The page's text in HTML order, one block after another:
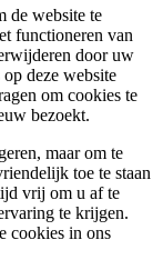
de website te
functioneren van
door uw
deze website
om cookies te
bezoekt.
maar om te
toe te staan
vrij om u af te
te krijgen.
cookies in ons